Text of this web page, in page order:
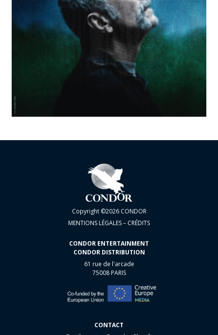
Copyright ©2026 CONDOR
MENTIONS LÉGALES – CRÉDITS
CONDOR ENTERTAINMENT
CONDOR DISTRIBUTION
61 rue de l'arcade
75008 PARIS
CONTACT